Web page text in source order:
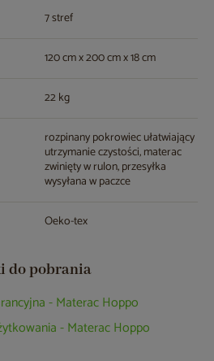
7 stref
120 cm x 200 cm x 18 cm
22 kg
rozpinany pokrowiec ułatwiający
utrzymanie czystości, materac
zwinięty w rulon, przesyłka
wysyłana w paczce
Oeko-tex
do pobrania
- Materac Hoppo
- Materac Hoppo